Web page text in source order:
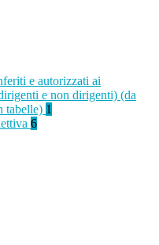
e autorizzati ai
e non dirigenti) (da
tabelle) 1
6